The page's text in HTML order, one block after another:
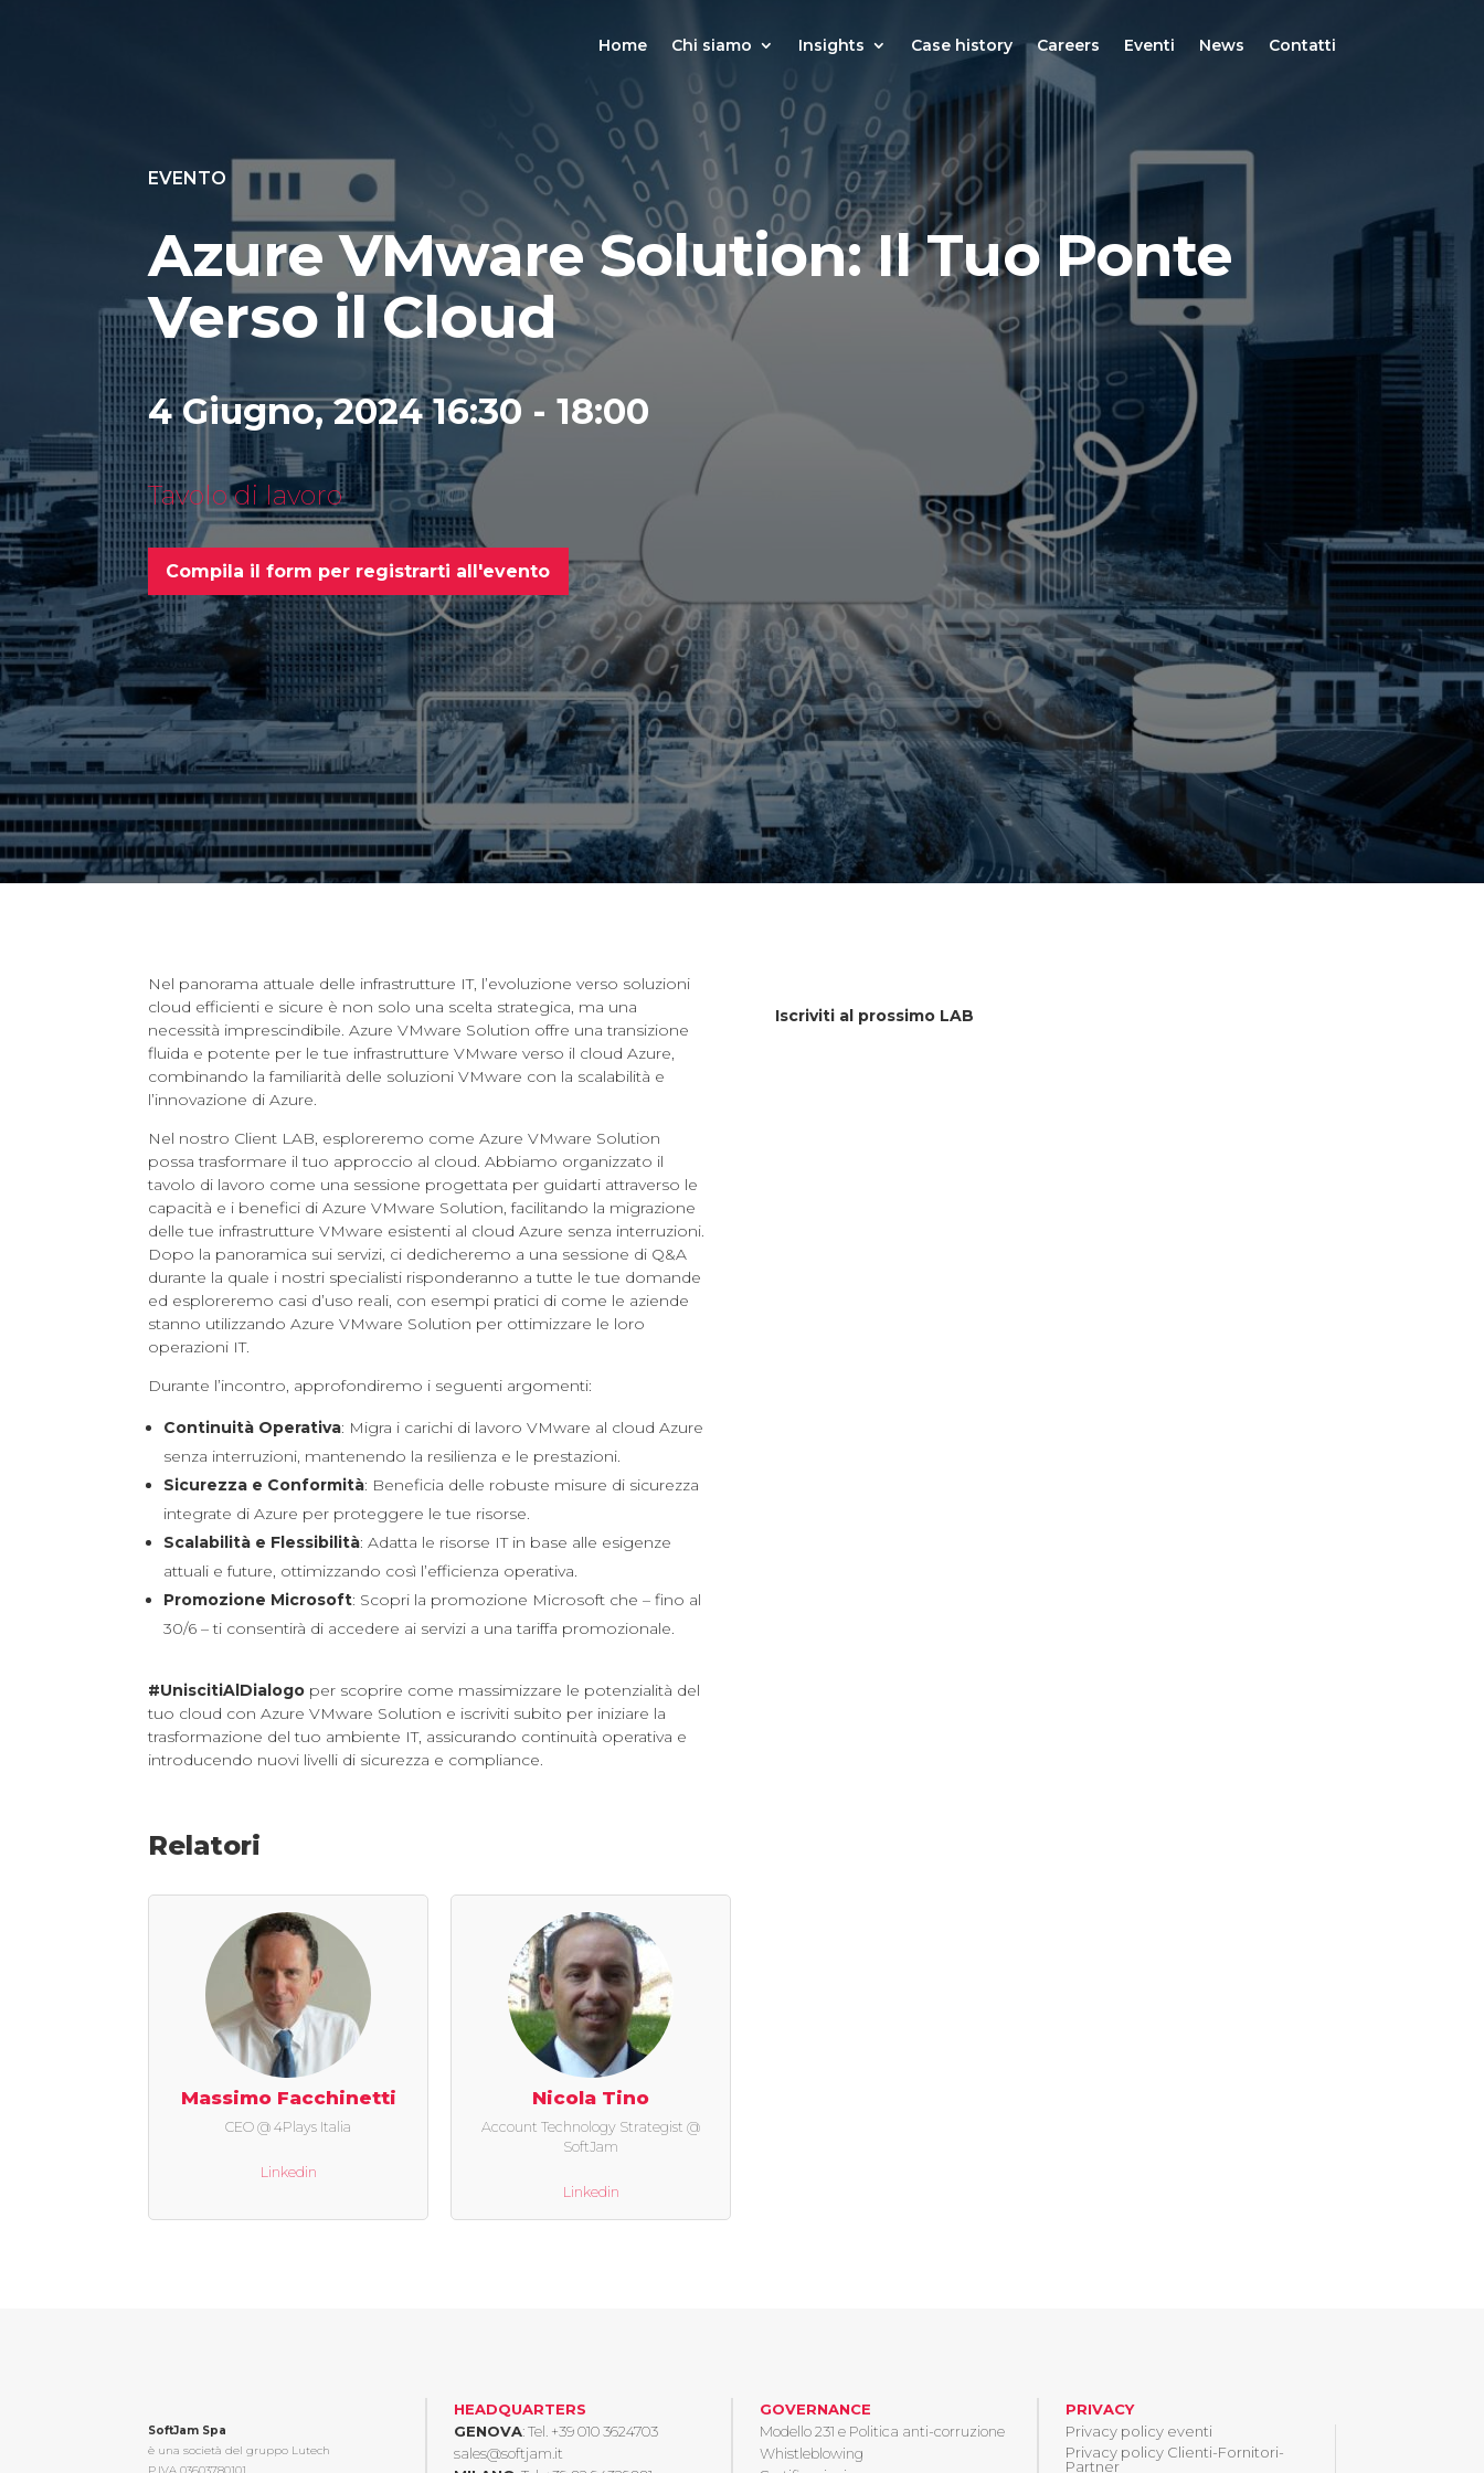
Home Chi siamo Insights Case history Careers Eventi News Contatti
EVENTO
Azure VMware Solution: Il Tuo Ponte
Verso il Cloud
4 Giugno, 2024 16:30 - 18:00
Tavolo di lavoro
Compila il form per registrarti all'evento
Nel panorama attuale delle infrastrutture IT, l’evoluzione verso soluzioni
cloud efficienti e sicure è non solo una scelta strategica, ma una
necessità imprescindibile. Azure VMware Solution offre una transizione
fluida e potente per le tue infrastrutture VMware verso il cloud Azure,
combinando la familiarità delle soluzioni VMware con la scalabilità e
l’innovazione di Azure.
Nel nostro Client LAB, esploreremo come Azure VMware Solution
possa trasformare il tuo approccio al cloud. Abbiamo organizzato il
tavolo di lavoro come una sessione progettata per guidarti attraverso le
capacità e i benefici di Azure VMware Solution, facilitando la migrazione
delle tue infrastrutture VMware esistenti al cloud Azure senza interruzioni.
Dopo la panoramica sui servizi, ci dedicheremo a una sessione di Q&A
durante la quale i nostri specialisti risponderanno a tutte le tue domande
ed esploreremo casi d’uso reali, con esempi pratici di come le aziende
stanno utilizzando Azure VMware Solution per ottimizzare le loro
operazioni IT.
Durante l’incontro, approfondiremo i seguenti argomenti:
Continuità Operativa: Migra i carichi di lavoro VMware al cloud Azure
senza interruzioni, mantenendo la resilienza e le prestazioni.
Sicurezza e Conformità: Beneficia delle robuste misure di sicurezza
integrate di Azure per proteggere le tue risorse.
Scalabilità e Flessibilità: Adatta le risorse IT in base alle esigenze
attuali e future, ottimizzando così l’efficienza operativa.
Promozione Microsoft: Scopri la promozione Microsoft che – fino al
30/6 – ti consentirà di accedere ai servizi a una tariffa promozionale.
#UniscitiAlDialogo per scoprire come massimizzare le potenzialità del
tuo cloud con Azure VMware Solution e iscriviti subito per iniziare la
trasformazione del tuo ambiente IT, assicurando continuità operativa e
introducendo nuovi livelli di sicurezza e compliance.
Iscriviti al prossimo LAB
Relatori
Massimo Facchinetti
CEO @ 4Plays Italia
Linkedin
Nicola Tino
Account Technology Strategist @
SoftJam
Linkedin
SoftJam Spa
è una società del gruppo Lutech
HEADQUARTERS
GENOVA: Tel. +39 010 3624703
sales@softjam.it
GOVERNANCE
Modello 231 e Politica anti-corruzione
Whistleblowing
PRIVACY
Privacy policy eventi
Privacy policy Clienti-Fornitori-
Partner